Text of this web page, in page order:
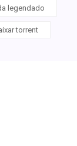
legendado
torrent